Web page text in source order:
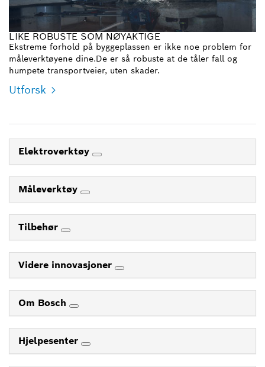
LIKE ROBUSTE SOM NØYAKTIGE
Ekstreme forhold på byggeplassen er ikke noe problem for
måleverktøyene dine.De er så robuste at de tåler fall og
humpete transportveier, uten skader.
Utforsk
Elektroverktøy
Måleverktøy
Tilbehør
Videre innovasjoner
Om Bosch
Hjelpesenter